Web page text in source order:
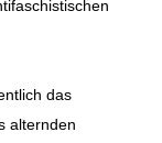
das
alternden